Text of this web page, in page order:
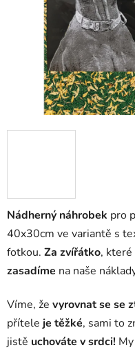
Nádherný náhrobek pro
40x30cm ve variantě s
fotkou. Za zvířátko,
zasadíme na naše
Víme, že vyrovnat se se
přítele je těžké, sami to
jistě uchováte v srdci!